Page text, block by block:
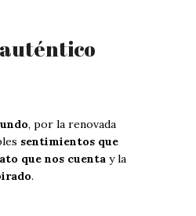
, por la renovada
sentimientos que
que nos cuenta y la
.